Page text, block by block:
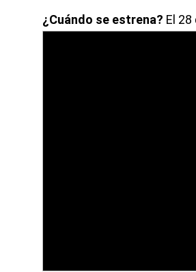
¿Cuándo se estrena? El